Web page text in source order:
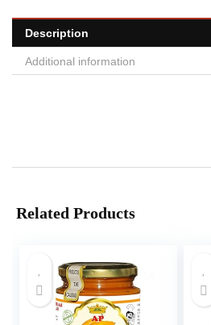
Description
Additional information
Related Products